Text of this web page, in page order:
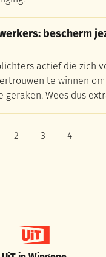
bescherm
bescherm
actief die zich
te winnen
Wees dus
2 3 4